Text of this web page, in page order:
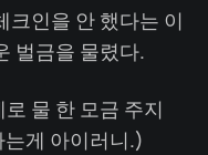
인을 안 했다는 이
벌금을 물렸다.
물 한 모금 주지
게 아이러니.)